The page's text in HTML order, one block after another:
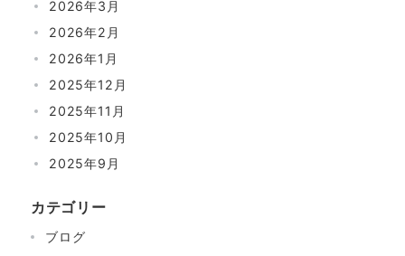
2026年3月
2026年2月
2026年1月
2025年12月
2025年11月
2025年10月
2025年9月
カテゴリー
ブログ